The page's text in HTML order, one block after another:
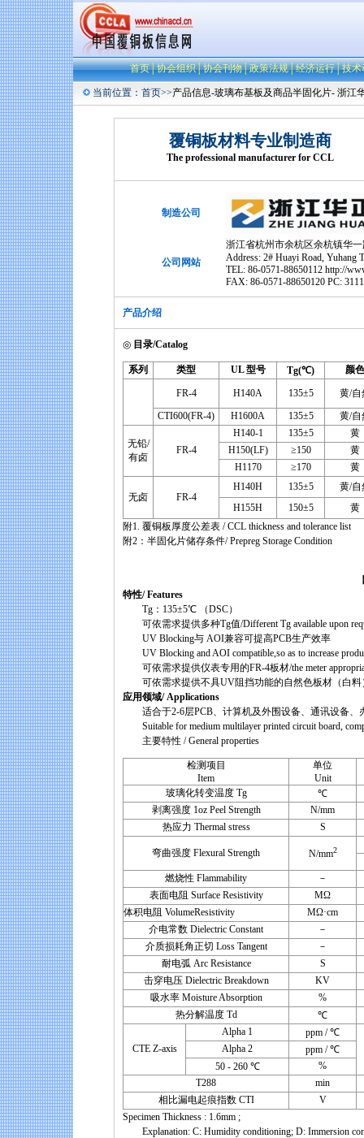
首页│协会组织│协会刊物│政策法规│经济运行│技术
当前位置： 首页>>产品信息-玻璃布基板及商品半固化片- 浙江
覆铜板材料专业制造商
The professional manufacturer for CCL
制造公司
公司网站
浙江省杭州市余杭区余杭镇华一
Address: 2# Huayi Road, Yuhang
TEL: 86-0571-88650112 http://
FAX: 86-0571-88650120 PC:
产品介绍
◎ 目录/Catalog
系列 类型 UL型号 Tg(℃) 颜色
FR-4 H140A 135±5
黄/自
CTI600(FR-4)
H1600A 135±5 黄/自
无铅/
有卤
FR-4
H140-1 135±5
黄
H150(LF)
≥150
黄
H1170
≥170 黄
无卤 FR-4
H140H 135±5
黄/自
H155H
150±5
黄
附1. 覆铜板厚度公差表 / CCL thickness and tolerance list
附2：半固化片储存条件/ Prepreg Storage Condition
【H140A
特性/ Features
Tg：135±5℃ （DSC）
可依需求提供多种Tg值/Different Tg available upon
UV Blocking与 AOI兼容可提高PCB生产效率
UV Blocking and AOI compatible,so as to increase
可依需求提供仪表专用的FR-4板材/the meter
可依需求提供不具UV阻挡功能的自然色板材（白料）/
应用领域/ Applications
适合于2-6层PCB、计算机及外围设备、通讯设备、
Suitable for medium multilayer printed circuit board,
主要特性 / General properties
检测项目
Item
单位
Unit
玻璃化转变温度 Tg
℃
剥离强度 1oz Peel Strength
N/mm
热应力 Thermal stress
S
弯曲强度 Flexural Strength N/mm2
燃烧性 Flammability
－
表面电阻 Surface Resistivity
MΩ
体积电阻 VolumeResistivity
MΩ·cm
介电常数 Dielectric Constant
－
介质损耗角正切 Loss Tangent
－
耐电弧 Arc Resistance
S
击穿电压 Dielectric Breakdown
KV
吸水率 Moisture Absorption
%
热分解温度 Td
℃
CTE Z-axis
Alpha 1
ppm / ℃
Alpha 2
ppm / ℃
50 - 260 ℃
%
T288
min
相比漏电起痕指数 CTI
V
Specimen Thickness : 1.6mm ;
Explanation: C: Humidity conditioning; D: Immersion